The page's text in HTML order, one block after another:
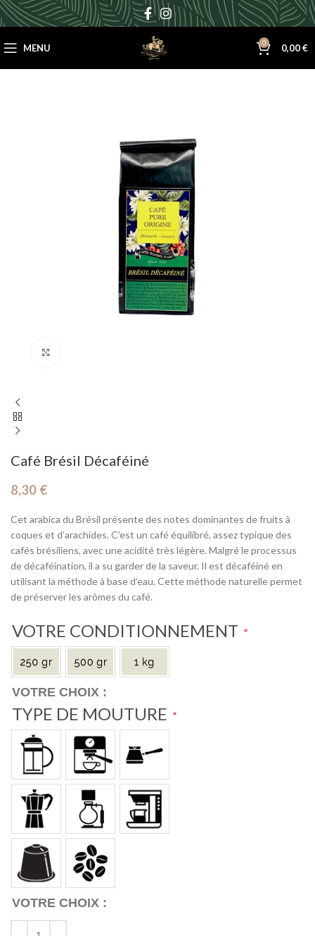
MENU 0 0,00€
Café Brésil Décaféiné
8,30 €
Cet arabica du Brésil présente des notes dominantes de fruits à
coques et d’arachides. C’est un café équilibré, assez typique des
cafés brésiliens, avec une acidité très légère. Malgré le processus
de décaféination, il a su garder de la saveur. Il est décaféiné en
utilisant la méthode à base d’eau. Cette méthode naturelle permet
de préserver les arômes du café.
VOTRE CONDITIONNEMENT *
TYPE DE MOUTURE *